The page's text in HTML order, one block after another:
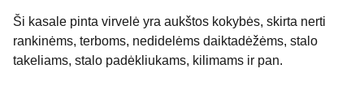
Ši kasale pinta virvelė yra aukštos kokybės, skirta nerti
rankinėms, terboms, nedidelėms daiktadėžėms, stalo
takeliams, stalo padėkliukams, kilimams ir pan.